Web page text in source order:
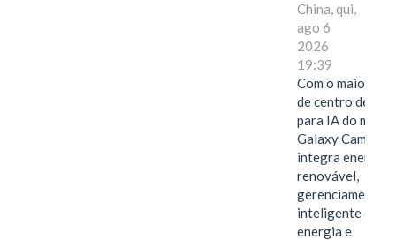
China, qui,
ago 6
2026
19:39
Com o maior
de centro de
para IA do
Galaxy Campus
integra energia
renovável,
gerenciamento
inteligente de
energia e